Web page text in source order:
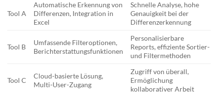
Tool A
Automatische Erkennung von
Differenzen, Integration in
Excel
Schnelle Analyse, hohe
Genauigkeit bei der
Differenzerkennung
Tool B
Umfassende Filteroptionen,
Berichterstattungsfunktionen
Personalisierbare
Reports, effiziente Sortier-
und Filtermethoden
Tool C
Cloud-basierte Lösung,
Multi-User-Zugang
Zugriff von überall,
Ermöglichung
kollaborativer Arbeit